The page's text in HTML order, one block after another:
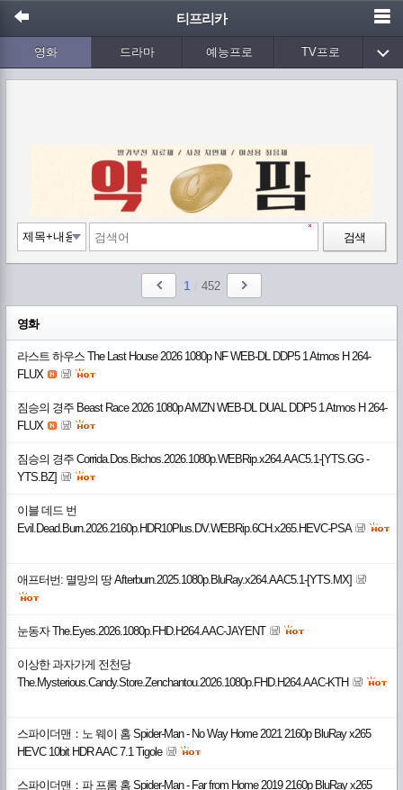
티프리카
영화 드라마 예능프로 TV프로
애니메이션 음악 Wetv
검색
1 452
영화
라스트 하우스 The Last House 2026 1080p NF WEB-DL DDP5 1 Atmos H 264-
FLUX
짐승의 경주 Beast Race 2026 1080p AMZN WEB-DL DUAL DDP5 1 Atmos H 264-
FLUX
짐승의 경주 Corrida.Dos.Bichos.2026.1080p.WEBRip.x264.AAC5.1-[YTS.GG -
YTS.BZ]
이블 데드 번
Evil.Dead.Burn.2026.2160p.HDR10Plus.DV.WEBRip.6CH.x265.HEVC-PSA
애프터번: 멸망의 땅 Afterburn.2025.1080p.BluRay.x264.AAC5.1-[YTS.MX]
눈동자 The.Eyes.2026.1080p.FHD.H264.AAC-JAYENT
이상한 과자가게 전천당
The.Mysterious.Candy.Store.Zenchantou.2026.1080p.FHD.H264.AAC-KTH
스파이더맨：노 웨이 홈 Spider-Man - No Way Home 2021 2160p BluRay x265
HEVC 10bit HDR AAC 7.1 Tigole
스파이더맨：파 프롬 홈 Spider-Man - Far from Home 2019 2160p BluRay x265